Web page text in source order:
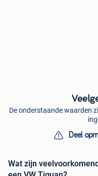
De onderstaande waarden
Deel
Wat zijn